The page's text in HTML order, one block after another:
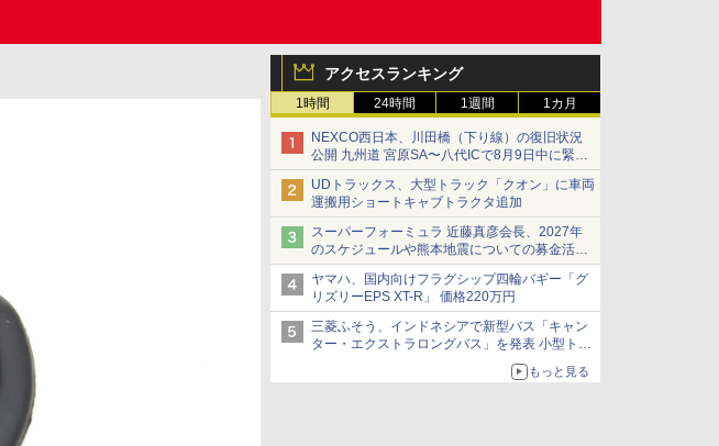
アクセスランキング
1時間 24時間 1週間 1カ月
NEXCO西日本、川田橋（下り線）の復旧状況
公開 九州道 宮原SA〜八代ICで8月9日中に緊急
車両を通行可能に
UDトラックス、大型トラック「クオン」に車両
運搬用ショートキャブトラクタ追加
スーパーフォーミュラ 近藤真彦会長、2027年
のスケジュールや熊本地震についての募金活動
を紹介
ヤマハ、国内向けフラグシップ四輪バギー「グ
リズリーEPS XT-R」 価格220万円
三菱ふそう、インドネシアで新型バス「キャン
ター・エクストラロングバス」を発表 小型トラ
ックベースの観光・旅客輸送向けバス
もっと見る